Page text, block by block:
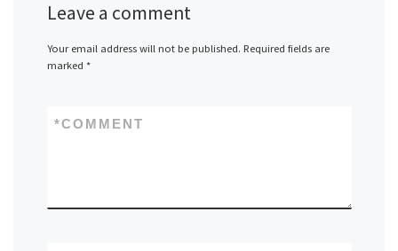
Leave a comment
Your email address will not be published. Required fields are
marked *
COMMENT
*